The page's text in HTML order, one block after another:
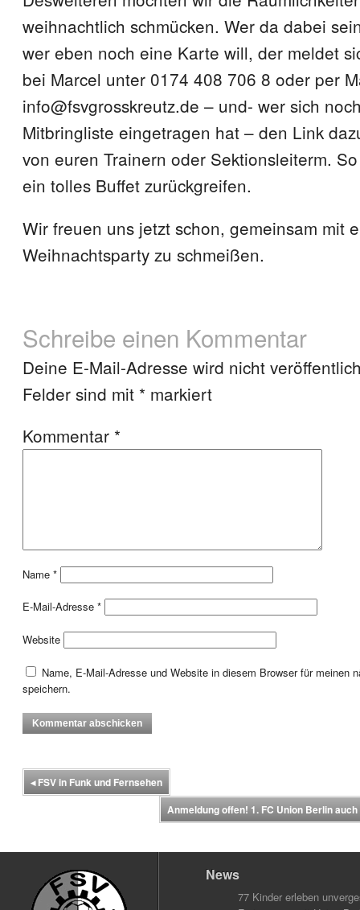
weihnachtlich schmücken. Wer da dabei
wer eben noch eine Karte will, der meldet
bei Marcel unter 0174 408 706 8 oder per
info@fsvgrosskreutz.de – und- wer sich
Mitbringliste eingetragen hat – den Link
von euren Trainern oder Sektionsleiterm.
ein tolles Buffet zurückgreifen.
Wir freuen uns jetzt schon, gemeinsam mit
Weihnachtsparty zu schmeißen.
Schreibe einen Kommentar
Deine E-Mail-Adresse wird nicht
Felder sind mit * markiert
Kommentar *
Name *
E-Mail-Adresse *
Website
Name, E-Mail-Adresse und Website in diesem Browser für meinen
speichern.
◂FSV in Funk und Fernsehen
Anmeldung offen! 1. FC Union Berlin
News
77 Kinder erleben